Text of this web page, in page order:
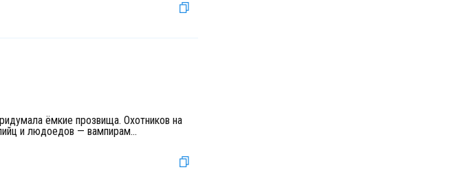
ёмкие прозвища. Охотников на
и людоедов — вампирам...